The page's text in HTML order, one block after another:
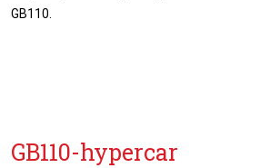
GB110.
GB110-hypercar